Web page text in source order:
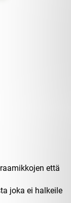
että
joka ei halkeile